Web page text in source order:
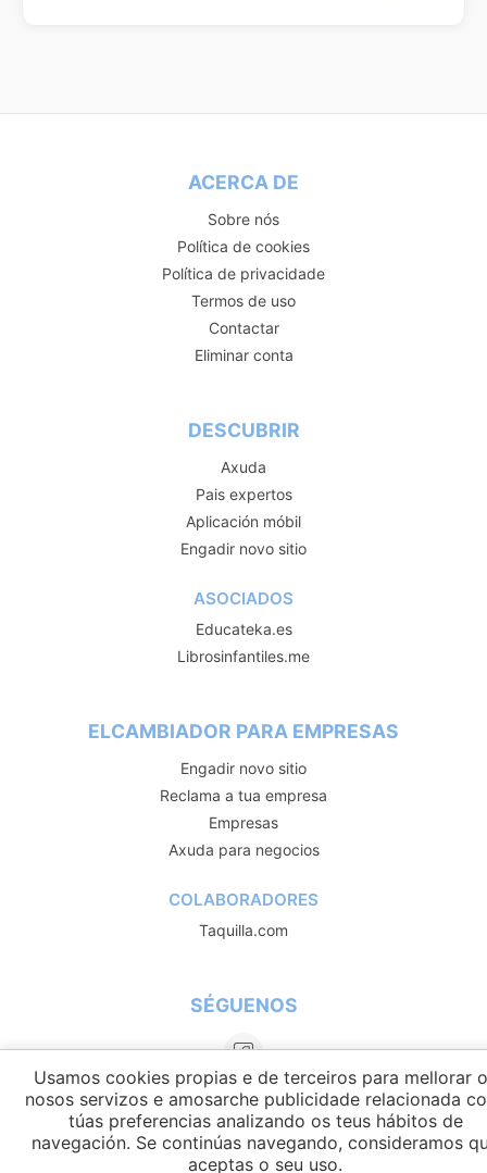
ACERCA DE
Sobre nós
Política de cookies
Política de privacidade
Termos de uso
Contactar
Eliminar conta
DESCUBRIR
Axuda
Pais expertos
Aplicación móbil
Engadir novo sitio
ASOCIADOS
Educateka.es
Librosinfantiles.me
ELCAMBIADOR PARA EMPRESAS
Engadir novo sitio
Reclama a tua empresa
Empresas
Axuda para negocios
COLABORADORES
Taquilla.com
SÉGUENOS
Usamos cookies propias e de terceiros para mellorar
nosos servizos e amosarche publicidade relacionada
túas preferencias analizando os teus hábitos de
navegación. Se continúas navegando, consideramos
aceptas o seu uso.